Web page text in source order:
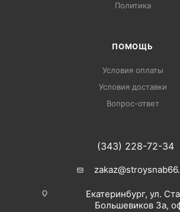
Политика
ПОМОЩЬ
Условия оплаты
Условия доставки
Вопрос-ответ
(343) 228-72-34
Екатеринбург, ул.
Большевиков 3а,